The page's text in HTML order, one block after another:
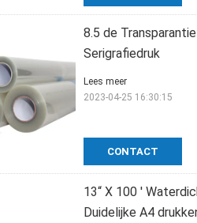
8.5 de
Serigrafiedruk
CONTACT
Lees meer
2023-04-25 16:30:15
13“ X 100 '
Duidelijke A4